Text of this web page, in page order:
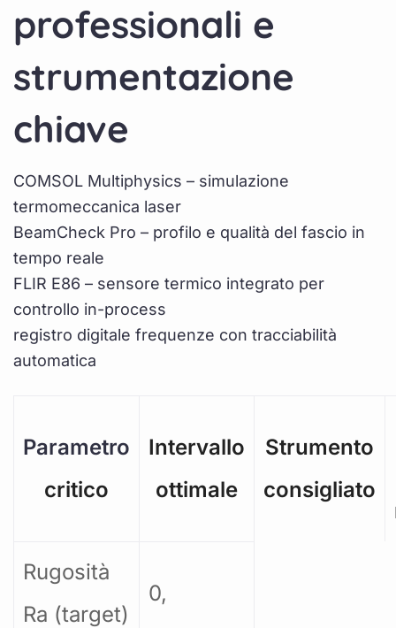
professionali e
strumentazione
chiave
COMSOL Multiphysics – simulazione
termomeccanica laser
BeamCheck Pro – profilo e qualità del fascio in
tempo reale
FLIR E86 – sensore termico integrato per
controllo in-process
registro digitale frequenze con tracciabilità
automatica
Parametro
critico
Intervallo
ottimale
Strumento
consigliato
Rugosità
Ra (target)
0,